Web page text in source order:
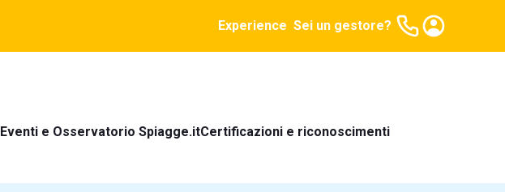
Experience Sei un gestore?
Eventi e Osservatorio Spiagge.itCertificazioni e riconoscimenti